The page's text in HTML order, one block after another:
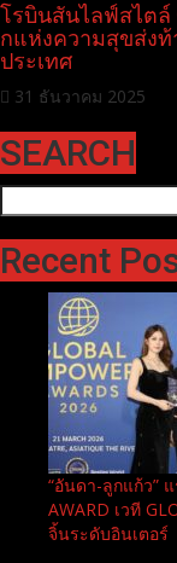
โรบินสันไลฟ์สไตล์
กแห่งความสุขส่ง
ประเทศ
31 ธันวาคม 2025
SEARCH
ค้นหา
Recent
“อันดา-ลูกแก้ว”
AWARD เวที
จิ้นระดับอินเตอร์